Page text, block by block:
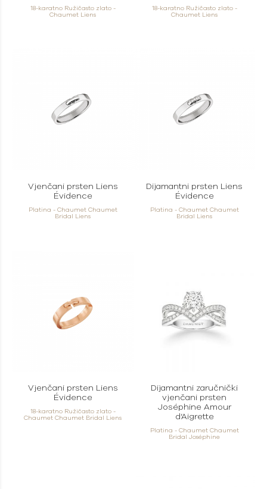
18-karatno Ružičasto zlato -
Chaumet Liens
18-karatno Ružičasto zlato -
Chaumet Liens
Vjenčani prsten Liens
Évidence
Platina - Chaumet Chaumet
Bridal Liens
Dijamantni prsten Liens
Évidence
Platina - Chaumet Chaumet
Bridal Liens
Vjenčani prsten Liens
Évidence
18-karatno Ružičasto zlato -
Chaumet Chaumet Bridal Liens
Dijamantni zaručnički
vjenčani prsten
Joséphine Amour
d’Aigrette
Platina - Chaumet Chaumet
Bridal Joséphine